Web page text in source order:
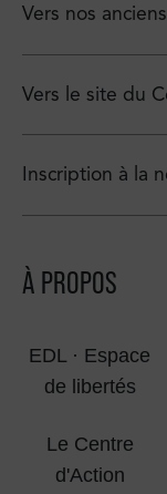
Vers nos
Vers le site du
Inscription à la
À PROPOS
EDL · Espace
de libertés
Le Centre
d'Action